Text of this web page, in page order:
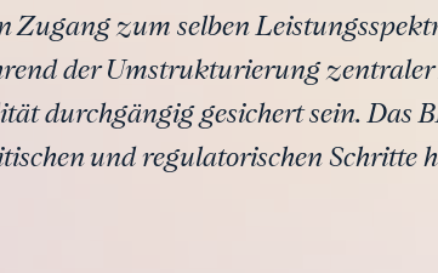
Zugang zum selben
der Umstrukturierung
durchgängig gesichert sein. Das
und regulatorischen Schritte